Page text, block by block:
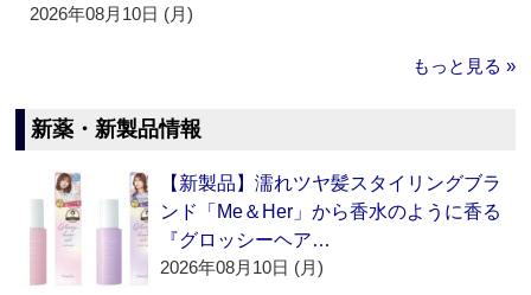
2026年08月10日 (月)
もっと見る »
新薬・新製品情報
【新製品】濡れツヤ髪スタイリングブラ
ンド「Me＆Her」から香水のように香る
『グロッシーヘア…
2026年08月10日 (月)